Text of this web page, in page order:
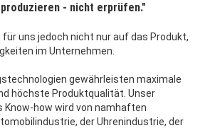
- nicht erprüfen."
uns jedoch nicht nur auf das Produkt,
im Unternehmen.
gewährleisten maximale
höchste Produktqualität. Unser
how wird von namhaften
der Uhrenindustrie, der